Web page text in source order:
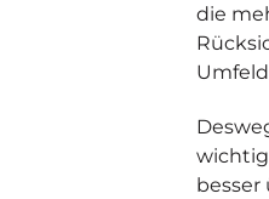
die
besser